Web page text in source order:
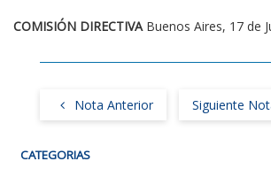
COMISIÓN DIRECTIVA Buenos Aires, 17 de
Nota Anterior Siguiente
CATEGORIAS